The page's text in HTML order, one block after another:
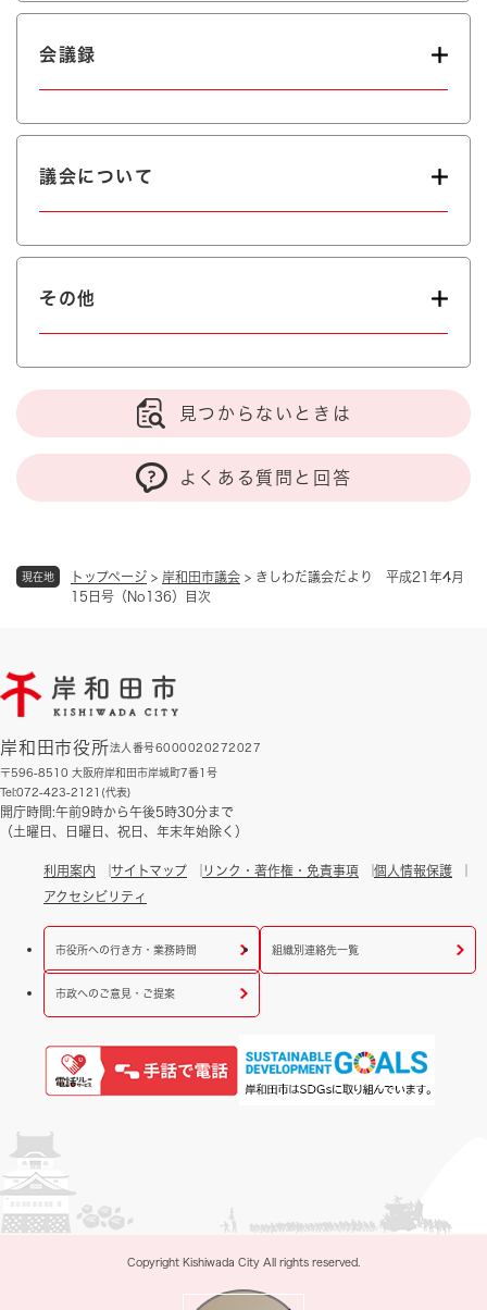
現在地 トップページ > 岸和田市議会 > きしわだ議会だより 平成21年4月
15日号（No136）目次
会議録
議会について
その他
見つからないときは
よくある質問と回答
岸和田市役所法人番号6000020272027
〒596-8510 大阪府岸和田市岸城町7番1号
Tel:072-423-2121(代表)
開庁時間:午前9時から午後5時30分まで
（土曜日、日曜日、祝日、年末年始除く）
利用案内 サイトマップ リンク・著作権・免責事項
個人情報保護
アクセシビリティ
市役所への行き方・業務時間 組織別連絡先一覧
市政へのご意見・ご提案
Copyright Kishiwada City All rights reserved.